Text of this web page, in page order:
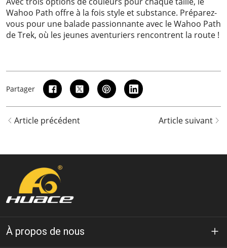
Wahoo Path offre à la fois style et substance. Préparez-
vous pour une balade passionnante avec le Wahoo Path
de Trek, où les jeunes aventuriers rencontrent la route !
Partager
Article précédent Article suivant
À propos de nous